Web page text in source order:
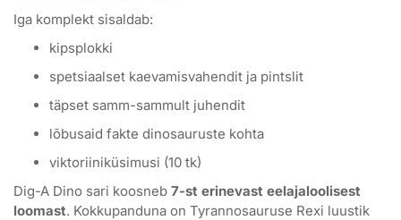
Iga komplekt sisaldab:
kipsplokki
spetsiaalset kaevamisvahendit ja pintslit
täpset samm-sammult juhendit
lõbusaid fakte dinosauruste kohta
viktoriiniküsimusi (10 tk)
Dig-A Dino sari koosneb 7-st erinevast eelajaloolisest
loomast. Kokkupanduna on Tyrannosauruse Rexi luustik